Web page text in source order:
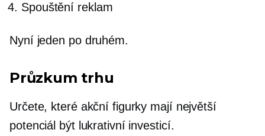
Spouštění reklam
Nyní jeden po druhém.
Průzkum trhu
Určete, které akční figurky mají největší
potenciál být lukrativní investicí.